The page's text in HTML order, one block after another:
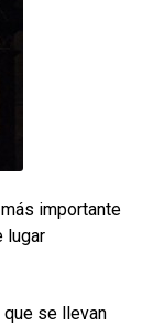
importante
lugar
se llevan